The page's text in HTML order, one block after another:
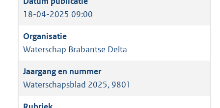
18-04-2025 09:00
Waterschap Brabantse Delta
Waterschapsblad 2025, 9801